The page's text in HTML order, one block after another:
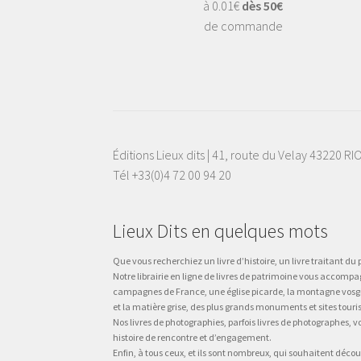
à 0.01€ dès 50€
de commande
Éditions Lieux dits | 41, route du Velay 43220
Tél +33(0)4 72 00 94 20
Lieux Dits en quelques mots
Que vous recherchiez un livre d’histoire, un livre traitant
Notre librairie en ligne de livres de patrimoine vous
campagnes de France, une église picarde, la montagne
et la matière grise, des plus grands monuments et sites
Nos livres de photographies, parfois livres de
histoire de rencontre et d’engagement.
Enfin, à tous ceux, et ils sont nombreux, qui souhaitent